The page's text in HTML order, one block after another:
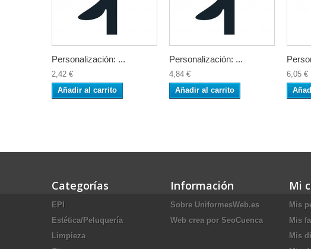
Personalización: ...
2,42 €
Añadir al carrito
Personalización: ...
4,84 €
Añadir al carrito
6,05 €
Categorías
EPI
Estética/Peluquería
Limpieza
Información
Sobre UniformesWeb.es
Web crea por SeoCuenca
Mi
Mis
Mis
Mis